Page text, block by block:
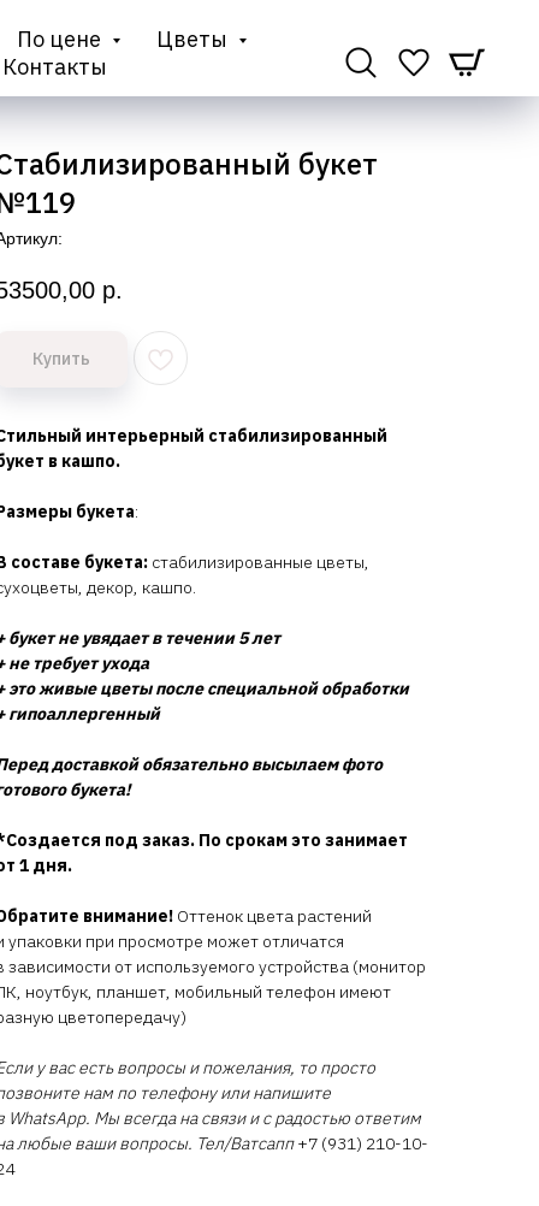
По цене
Цветы
Контакты
букет
р.
Купить
интерьерный стабилизированный
в кашпо.
букета:
составе букета: стабилизированные цветы,
декор, кашпо.
букет не увядает в течении 5 лет
не требует ухода
это живые цветы после специальной обработки
гипоаллергенный
доставкой обязательно высылаем фото
букета!
под заказ. По срокам это занимает
1 дня.
внимание! Оттенок цвета растений
упаковки при просмотре может отличатся
зависимости от используемого устройства (монитор
ноутбук, планшет, мобильный телефон имеют
цветопередачу)
у вас есть вопросы и пожелания, то просто
нам по телефону или напишите
WhatsApp. Мы всегда на связи и с радостью ответим
любые ваши вопросы. Тел/Ватсапп+7 (931) 210-10-